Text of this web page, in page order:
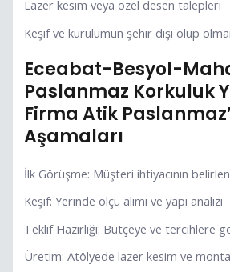
Lazer kesim veya özel desen talepleri
Keşif ve kurulumun şehir dışı olup
Eceabat-Besyol-
Paslanmaz Korkuluk
Firma Atik
Aşamaları
İlk Görüşme: Müşteri ihtiyacının
Keşif: Yerinde ölçü alımı ve yapı analizi
Teklif Hazırlığı: Bütçeye ve tercihlere
Üretim: Atölyede lazer kesim ve montaj